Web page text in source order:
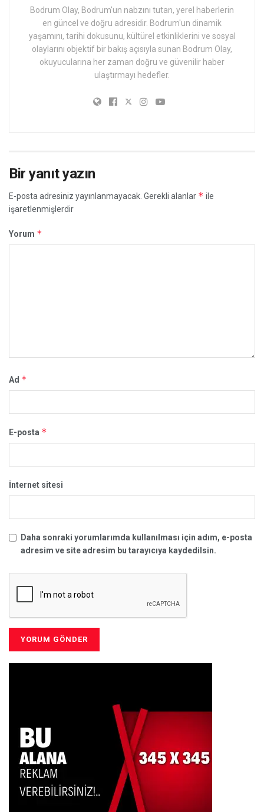
Bodrum Olay, Bodrum'un nabzını tutan, yerel haberlerin
en güncel ve doğru adresidir. Bodrum'un dinamik
yaşamını, tarihi dokusunu, kültürel etkinliklerini ve sosyal
olaylarını objektif bir bakış açısıyla sunan Bodrum Olay,
okuyucularına her zaman doğru ve güvenilir haber
ulaştırmayı hedefler.
Bir yanıt yazın
E-posta adresiniz yayınlanmayacak. Gerekli alanlar * ile
işaretlenmişlerdir
Yorum *
Ad *
E-posta *
İnternet sitesi
Daha sonraki yorumlarımda kullanılması için adım, e-posta
adresim ve site adresim bu tarayıcıya kaydedilsin.